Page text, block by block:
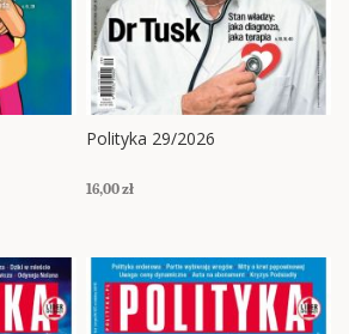
Polityka 29/2026
16,00 zł